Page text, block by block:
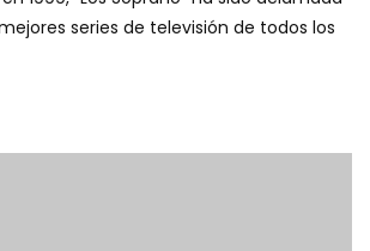
series de televisión de todos los